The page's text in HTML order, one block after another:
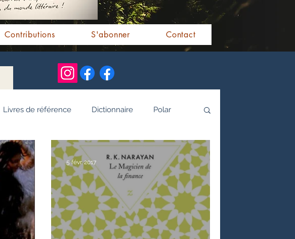
Contributions S'abonner Contact
Livres de référence Dictionnaire Polar
Personnalités indiennes
Littérature tamoule Littérature bengali
Yoga Histoire de l'Inde par les livres
5 févr. 2017